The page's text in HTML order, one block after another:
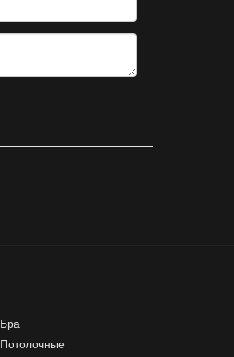
Бра
Потолочные